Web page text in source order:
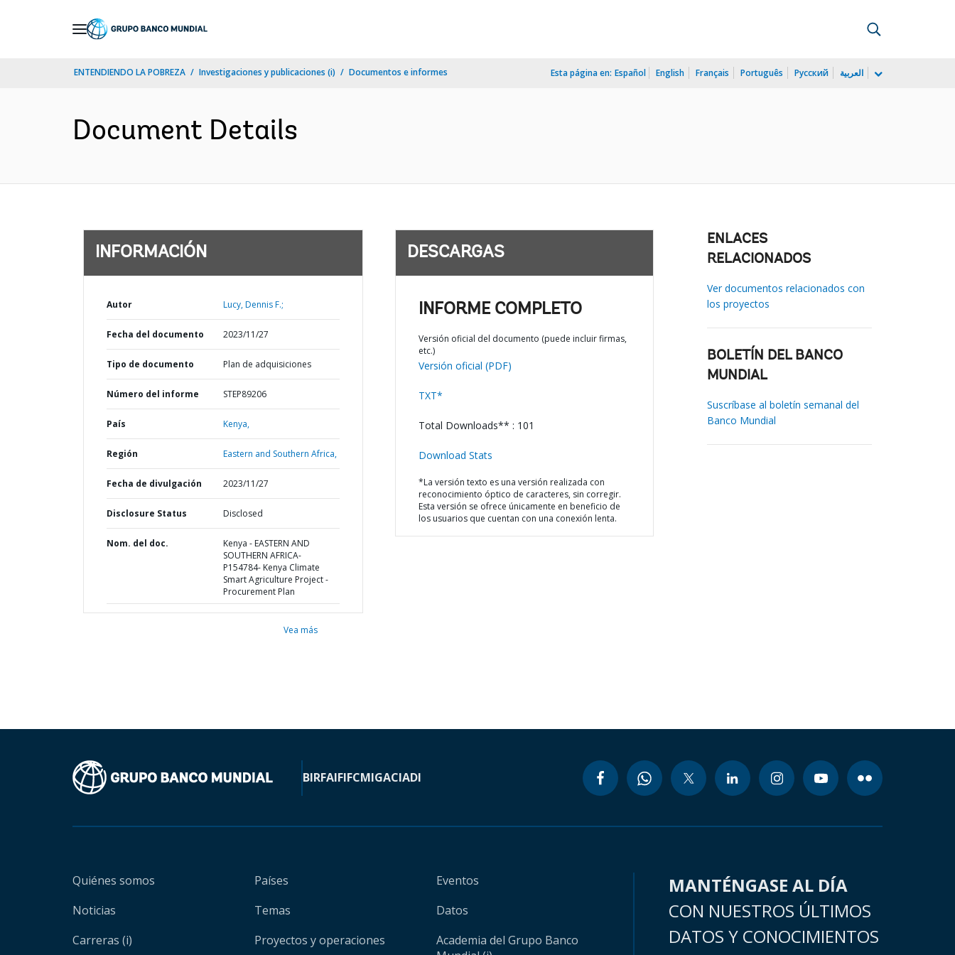
ENTENDIENDO LA POBREZA Investigaciones y publicaciones (i) Documentos e informes Esta página en: Español English Français Português Русский العربية
Document Details
INFORMACIÓN
Autor Lucy, Dennis F.;
Fecha del documento 2023/11/27
Tipo de documento Plan de adquisiciones
Número del informe STEP89206
País Kenya,
Región Eastern and Southern Africa,
Fecha de divulgación 2023/11/27
Disclosure Status Disclosed
Nom. del doc.
Kenya - EASTERN AND
SOUTHERN AFRICA-
P154784- Kenya Climate
Smart Agriculture Project -
Procurement Plan
Vea más
DESCARGAS
INFORME COMPLETO
Versión oficial del documento (puede incluir firmas,
etc.)
Versión oficial (PDF)
TXT*
Total Downloads** : 101
Download Stats
*La versión texto es una versión realizada con
reconocimiento óptico de caracteres, sin corregir.
Esta versión se ofrece únicamente en beneficio de
los usuarios que cuentan con una conexión lenta.
ENLACES
RELACIONADOS
Ver documentos relacionados con
los proyectos
BOLETÍN DEL BANCO
MUNDIAL
Suscríbase al boletín semanal del
Banco Mundial
BIRFAIFIFCMIGACIADI
Quiénes somos
Noticias
Carreras (i)
Países
Temas
Proyectos y operaciones
Eventos
Datos
Academia del Grupo Banco
MANTÉNGASE AL DÍA
CON NUESTROS ÚLTIMOS
DATOS Y CONOCIMIENTOS